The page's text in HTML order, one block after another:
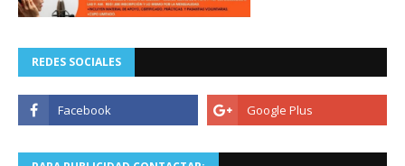
REDES SOCIALES